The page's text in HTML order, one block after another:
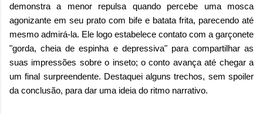
demonstra a menor repulsa quando percebe uma mosca
agonizante em seu prato com bife e batata frita, parecendo até
mesmo admirá-la. Ele logo estabelece contato com a garçonete
"gorda, cheia de espinha e depressiva" para compartilhar as
suas impressões sobre o inseto; o conto avança até chegar a
um final surpreendente. Destaquei alguns trechos, sem spoiler
da conclusão, para dar uma ideia do ritmo narrativo.